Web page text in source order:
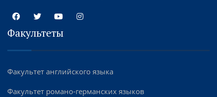
Факультеты
Факультет английского языка
Факультет романо-германских языков